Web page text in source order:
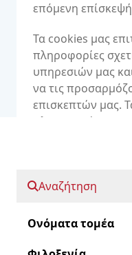
Ονόματα τομέα
Αναζήτηση
επόμενη
Τα cookies μας
πληροφορίες
υπηρεσιών μας
να τις
επισκεπτών μας.
πληροφορίες
επισκέπτεστε τις
πίνακα ελέγχου ή